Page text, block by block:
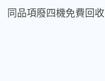
同品項廢四機免費回收